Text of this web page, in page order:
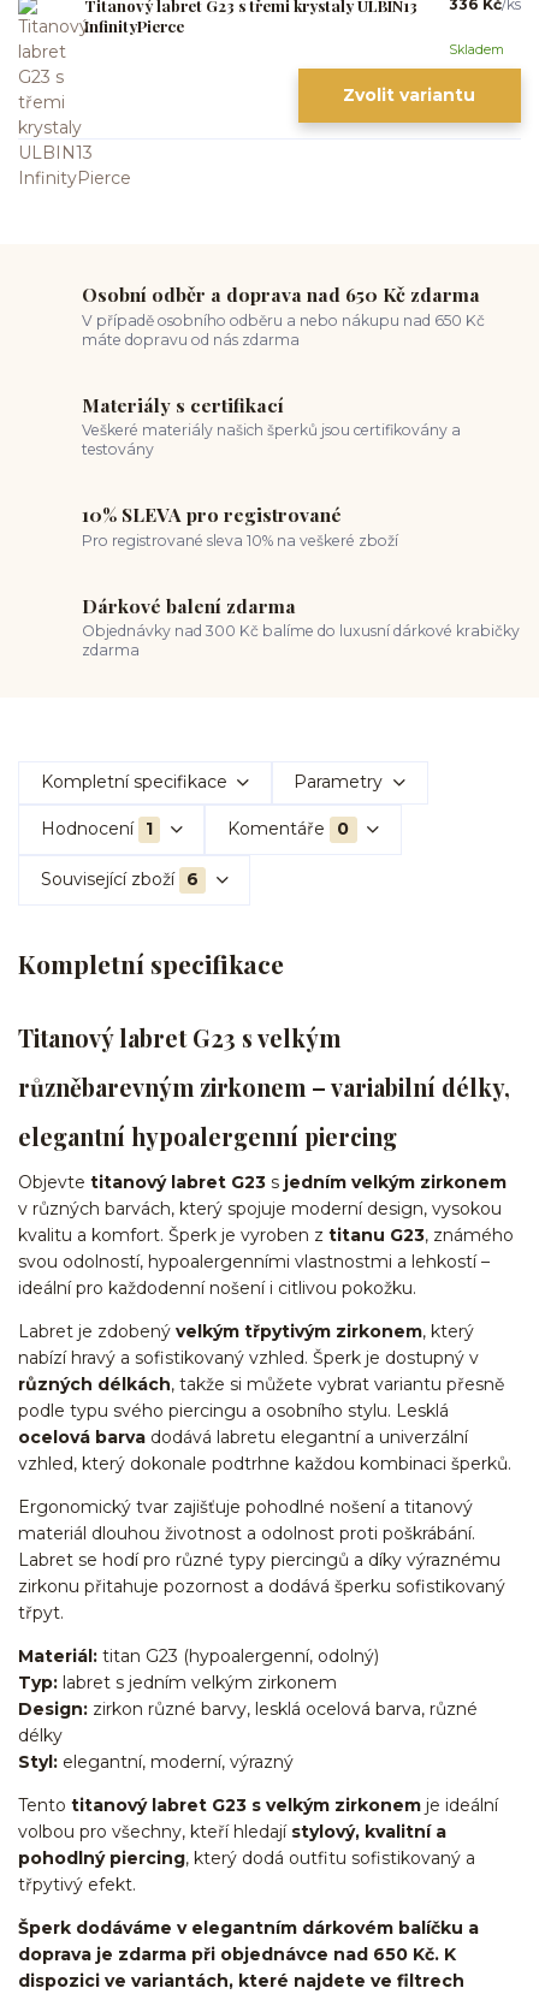
Titanový labret G23 s třemi krystaly ULBIN13
InfinityPierce
336 Kč/ks
Skladem
Zvolit variantu
Osobní odběr a doprava nad 650 Kč zdarma
V případě osobního odběru a nebo nákupu nad 650 Kč
máte dopravu od nás zdarma
Materiály s certifikací
Veškeré materiály našich šperků jsou certifikovány a
testovány
10% SLEVA pro registrované
Pro registrované sleva 10% na veškeré zboží
Dárkové balení zdarma
Objednávky nad 300 Kč balíme do luxusní dárkové krabičky
zdarma
Kompletní specifikace Parametry
Hodnocení 1 Komentáře 0
Související zboží 6
Kompletní specifikace
Titanový labret G23 s velkým
různěbarevným zirkonem – variabilní délky,
elegantní hypoalergenní piercing
Objevte titanový labret G23 s jedním velkým zirkonem
v různých barvách, který spojuje moderní design, vysokou
kvalitu a komfort. Šperk je vyroben z titanu G23, známého
svou odolností, hypoalergenními vlastnostmi a lehkostí –
ideální pro každodenní nošení i citlivou pokožku.
Labret je zdobený velkým třpytivým zirkonem, který
nabízí hravý a sofistikovaný vzhled. Šperk je dostupný v
různých délkách, takže si můžete vybrat variantu přesně
podle typu svého piercingu a osobního stylu. Lesklá
ocelová barva dodává labretu elegantní a univerzální
vzhled, který dokonale podtrhne každou kombinaci šperků.
Ergonomický tvar zajišťuje pohodlné nošení a titanový
materiál dlouhou životnost a odolnost proti poškrábání.
Labret se hodí pro různé typy piercingů a díky výraznému
zirkonu přitahuje pozornost a dodává šperku sofistikovaný
třpyt.
Materiál: titan G23 (hypoalergenní, odolný)
Typ: labret s jedním velkým zirkonem
Design: zirkon různé barvy, lesklá ocelová barva, různé
délky
Styl: elegantní, moderní, výrazný
Tento titanový labret G23 s velkým zirkonem je ideální
volbou pro všechny, kteří hledají stylový, kvalitní a
pohodlný piercing, který dodá outfitu sofistikovaný a
třpytivý efekt.
Šperk dodáváme v elegantním dárkovém balíčku a
doprava je zdarma při objednávce nad 650 Kč. K
dispozici ve variantách, které najdete ve filtrech